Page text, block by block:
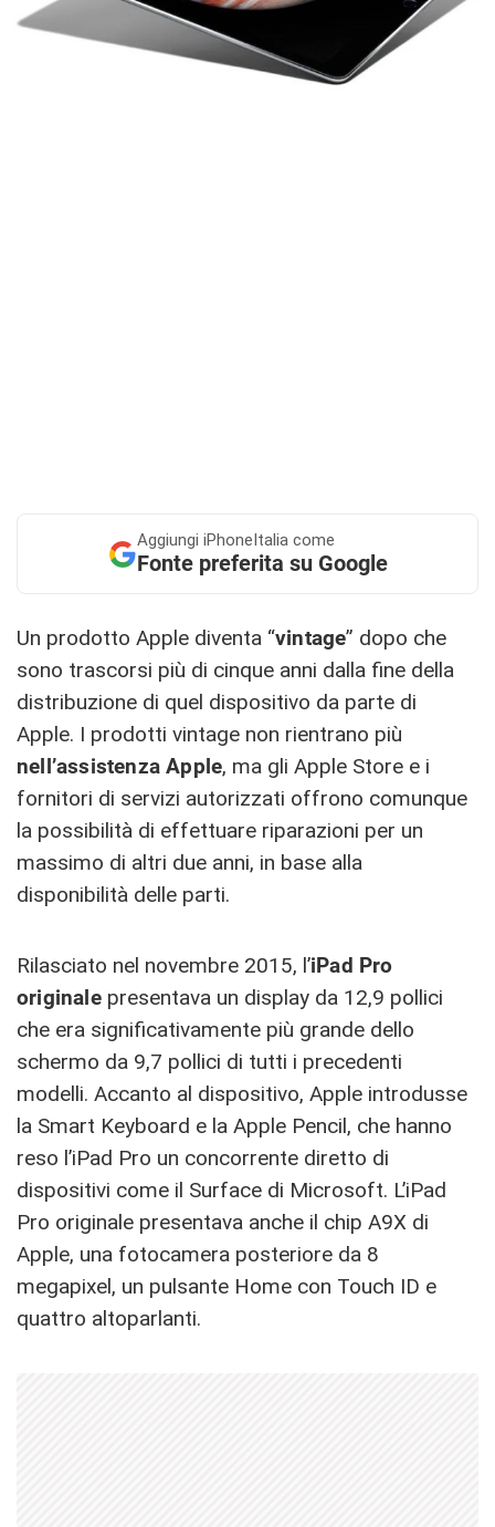
Aggiungi iPhoneItalia come
Fonte preferita su Google
Un prodotto Apple diventa “vintage” dopo che
sono trascorsi più di cinque anni dalla fine della
distribuzione di quel dispositivo da parte di
Apple. I prodotti vintage non rientrano più
nell’assistenza Apple, ma gli Apple Store e i
fornitori di servizi autorizzati offrono comunque
la possibilità di effettuare riparazioni per un
massimo di altri due anni, in base alla
disponibilità delle parti.
Rilasciato nel novembre 2015, l’iPad Pro
originalepresentava un display da 12,9 pollici
che era significativamente più grande dello
schermo da 9,7 pollici di tutti i precedenti
modelli. Accanto al dispositivo, Apple introdusse
la Smart Keyboard e la Apple Pencil, che hanno
reso l’iPad Pro un concorrente diretto di
dispositivi come il Surface di Microsoft. L’iPad
Pro originale presentava anche il chip A9X di
Apple, una fotocamera posteriore da 8
megapixel, un pulsante Home con Touch ID e
quattro altoparlanti.